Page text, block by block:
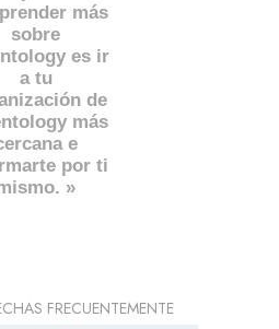
más
sobre
es ir
a tu
de
más
e
por ti
»
FRECUENTEMENTE